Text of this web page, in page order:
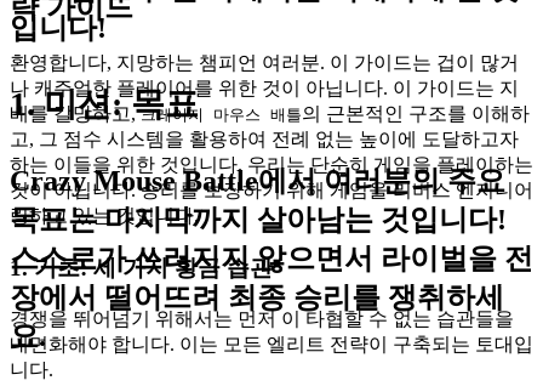
입니다!
1. 미션: 목표
Crazy Mouse Battle에서 여러분의 주요
목표는 마지막까지 살아남는 것입니다!
스스로가 쓰러지지 않으면서 라이벌을 전
장에서 떨어뜨려 최종 승리를 쟁취하세
요.
략 가이드
환영합니다, 지망하는 챔피언 여러분. 이 가이드는 겁이 많거
나 캐주얼한 플레이어를 위한 것이 아닙니다. 이 가이드는 지
배를 갈망하고,크레이지 마우스 배틀의 근본적인 구조를 이해하
고, 그 점수 시스템을 활용하여 전례 없는 높이에 도달하고자
하는 이들을 위한 것입니다. 우리는 단순히 게임을 플레이하는
것이 아닙니다. 승리를 보장하기 위해 게임을 리버스 엔지니어
링하고 있는 것입니다.
1. 기초: 세 가지 황금 습관
경쟁을 뛰어넘기 위해서는 먼저 이 타협할 수 없는 습관들을
내면화해야 합니다. 이는 모든 엘리트 전략이 구축되는 토대입
니다.